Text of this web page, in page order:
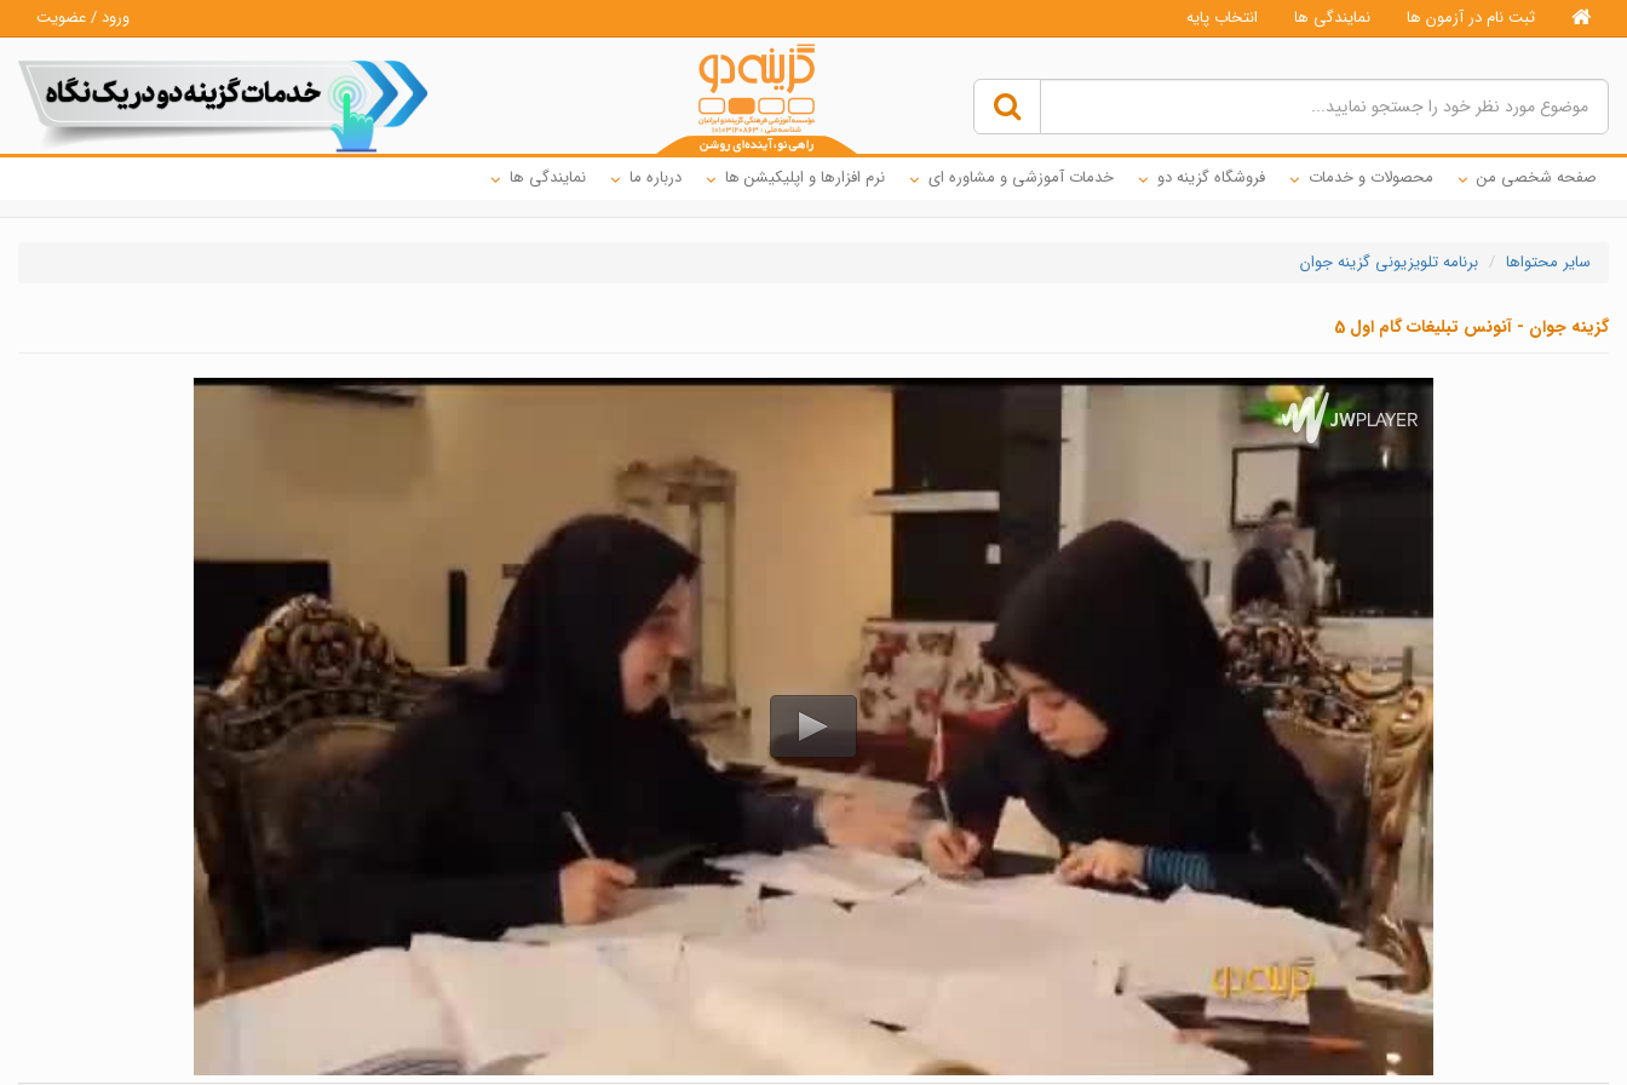
ثبت نام در آزمون ها نمایندگی ها انتخاب پایه ورود / عضویت
صفحه شخصی من محصولات و خدمات فروشگاه گزینه دو خدمات آموزشی و مشاوره ای نرم افزارها و اپلیکیشن ها درباره ما نمایندگی ها
سایر محتواها برنامه تلویزیونی گزینه جوان
گزینه جوان - آنونس تبلیغات گام اول 5